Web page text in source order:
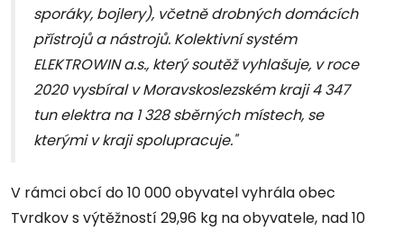
sporáky, bojlery), včetně drobných domácích
přístrojů a nástrojů. Kolektivní systém
ELEKTROWIN a.s., který soutěž vyhlašuje, v roce
2020 vysbíral v Moravskoslezském kraji 4 347
tun elektra na 1 328 sběrných místech, se
kterými v kraji spolupracuje."
V rámci obcí do 10 000 obyvatel vyhrála obec
Tvrdkov s výtěžností 29,96 kg na obyvatele, nad 10